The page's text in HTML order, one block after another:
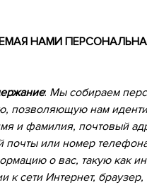
НАМИ
: Мы собираем
позволяющую нам
и фамилия, почтовый
почты или номер
о вас, такую как
к сети Интернет,